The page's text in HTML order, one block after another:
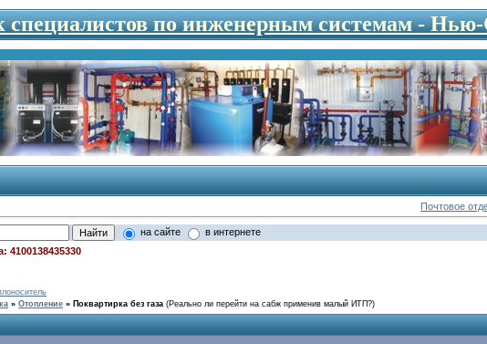
специалистов по инженерным системам -
Почтовое
на сайте в интернете
4100138435330
» Отопление » Поквартирка без газа (Реально ли перейти на сабж применив малый ИТП?)